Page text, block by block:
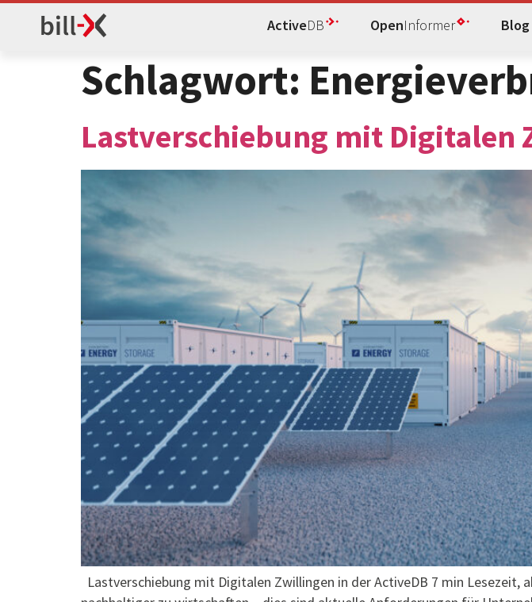
ActiveDB OpenInformer Blog
Schlagwort:
Lastverschiebung mit Digitalen
Lastverschiebung mit Digitalen Zwillingen in der ActiveDB 7 min